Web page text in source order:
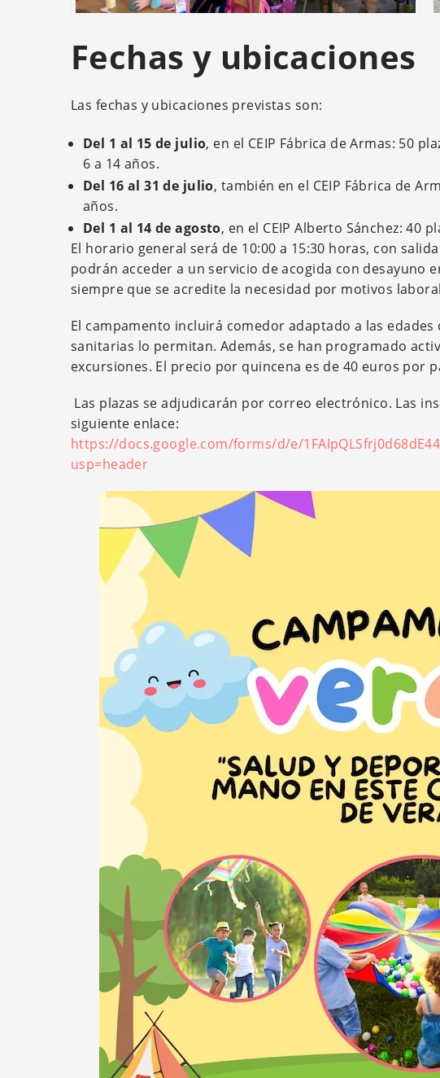
Fechas y ubicaciones
Las fechas y ubicaciones previstas son:
Del 1 al 15 de julio, en el CEIP Fábrica de Armas: 50
6 a 14 años.
Del 16 al 31 de julio, también en el CEIP Fábrica de
años.
Del 1 al 14 de agosto, en el CEIP Alberto Sánchez: 40
El horario general será de 10:00 a 15:30 horas, con
podrán acceder a un servicio de acogida con desayuno
siempre que se acredite la necesidad por motivos
El campamento incluirá comedor adaptado a las
sanitarias lo permitan. Además, se han programado
excursiones. El precio por quincena es de 40 euros por
Las plazas se adjudicarán por correo electrónico. Las
siguiente enlace:
https://docs.google.com/forms/d/e/
usp=header